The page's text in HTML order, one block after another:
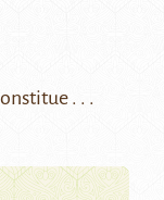
. . .